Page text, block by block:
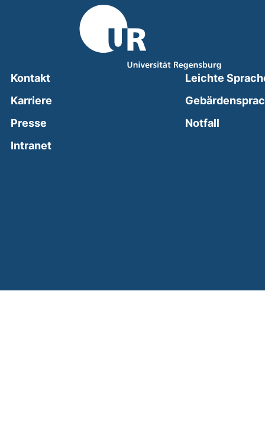
Kontakt
Karriere
Presse
Intranet(external link, opens in a new window)
Leichte
Notfall